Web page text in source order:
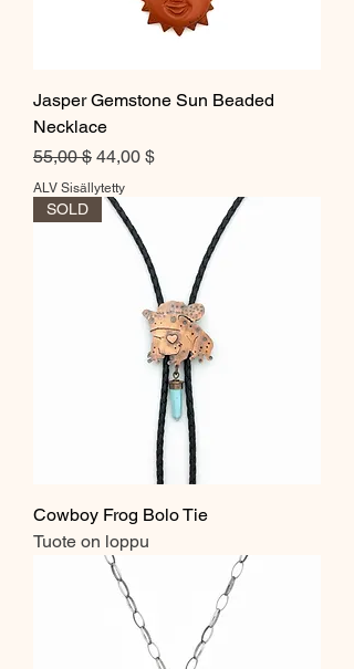
Jasper Gemstone Sun Beaded
Necklace
Normaali hinta
55,00 $ Alehinta
44,00 $
ALV Sisällytetty
SOLD
Cowboy Frog Bolo Tie
Tuote on loppu